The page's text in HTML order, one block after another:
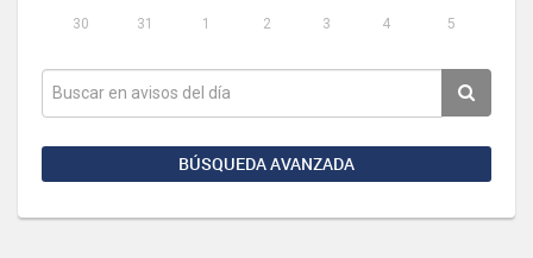
30
31 1 2 3 4 5
BÚSQUEDA AVANZADA